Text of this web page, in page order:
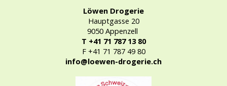
Löwen Drogerie
Hauptgasse 20
9050 Appenzell
T +41 71 787 13 80
F +41 71 787 49 80
info@loewen-drogerie.ch